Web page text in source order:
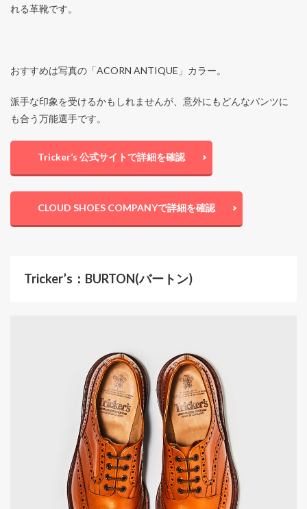
れる革靴です。
おすすめは写真の「ACORN ANTIQUE」カラー。
派手な印象を受けるかもしれませんが、意外にもどんなパンツに
も合う万能選手です。
Tricker’s 公式サイトで詳細を確認
CLOUD SHOES COMPANYで詳細を確認
Tricker’s：BURTON(バートン)